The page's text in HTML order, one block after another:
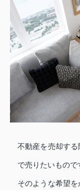
不動産を売却す
で売りたいもので
そのような希望